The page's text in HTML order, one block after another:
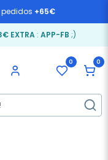
pedidos +65€
EXTRA: APP-FB ;)
0 0